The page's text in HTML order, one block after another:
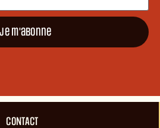
Je m'abonne
CONTACT